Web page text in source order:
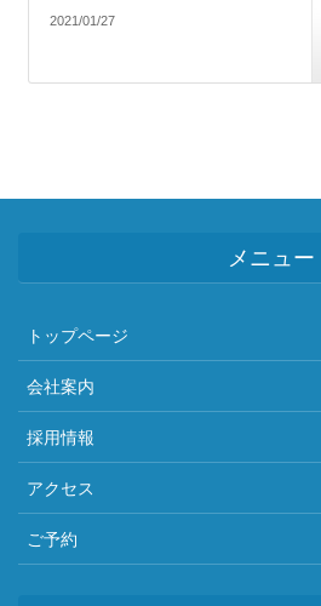
2021/01/27
メニュー
トップページ
会社案内
採用情報
アクセス
ご予約